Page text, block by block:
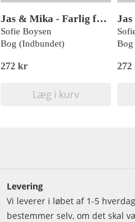
Jas & Mika - Farlig følger
Sofie Boysen
Bog (Indbundet)
272 kr
Læg i kurv
Bog
Levering
Vi leverer i løbet af 1-5
bestemmer selv, om det skal